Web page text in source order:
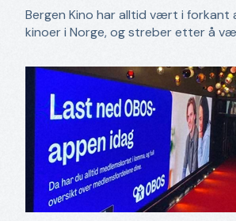
Bergen Kino har alltid vært i forkant
kinoer i Norge, og streber etter å